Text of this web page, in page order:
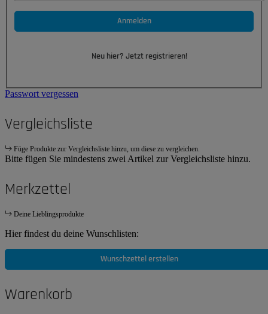
Anmelden
Neu hier? Jetzt registrieren!
Passwort vergessen
Vergleichsliste
Füge Produkte zur Vergleichsliste hinzu, um diese zu vergleichen.
Bitte fügen Sie mindestens zwei Artikel zur Vergleichsliste hinzu.
Merkzettel
Deine Lieblingsprodukte
Hier findest du deine Wunschlisten:
Wunschzettel erstellen
Warenkorb